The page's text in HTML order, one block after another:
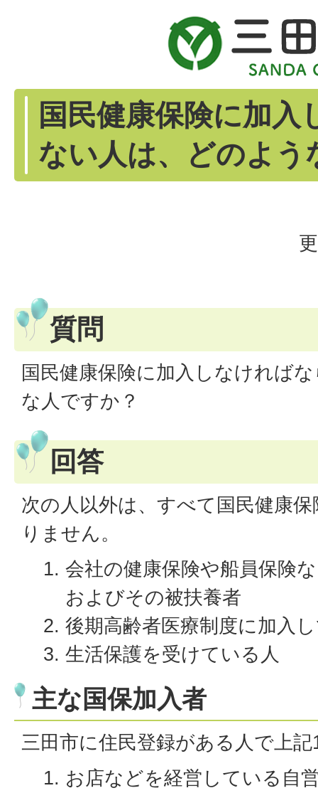
国民健康保険に加入
ない人は、どのよう
質問
国民健康保険に加入しなければ
な人ですか？
回答
次の人以外は、すべて国民健康
りません。
会社の健康保険や船員保険
およびその被扶養者
後期高齢者医療制度に加入
生活保護を受けている人
主な国保加入者
三田市に住民登録がある人で上
お店などを経営している自